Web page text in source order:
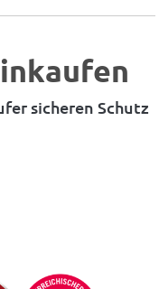
sicheren Schutz